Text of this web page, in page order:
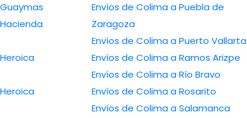
de Colima a Guaymas
Envíos de Colima a Puebla de
Zaragoza
Envíos de Colima a Puerto Vallarta
Envíos de Colima a Ramos Arizpe
Envíos de Colima a Río Bravo
Envíos de Colima a Rosarito
Envíos de Colima a Salamanca